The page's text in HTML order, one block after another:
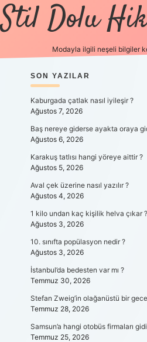
Stil Dolu
Modayla ilgili neşeli bilgiler
SIDEBAR
SON YAZILAR
Kaburgada çatlak nasıl iyileşir ?
Ağustos 7, 2026
Baş nereye giderse ayakta oraya
Ağustos 6, 2026
Karakuş tatlısı hangi yöreye aittir ?
Ağustos 5, 2026
Aval çek üzerine nasıl yazılır ?
Ağustos 4, 2026
1 kilo undan kaç kişilik helva çıkar ?
Ağustos 3, 2026
10. sınıfta popülasyon nedir ?
Ağustos 3, 2026
İstanbul’da bedesten var mı ?
Temmuz 30, 2026
Stefan Zweig’in olağanüstü bir
Temmuz 28, 2026
Samsun’a hangi otobüs firmaları
Temmuz 25, 2026